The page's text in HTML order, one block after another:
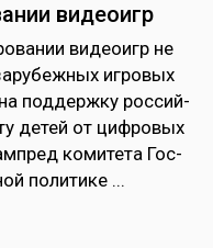
видеоигр
ви­деоигр не
иг­ро­вых
под­дер­жку рос­сий­
де­тей от циф­ро­вых
ко­мите­та Гос­
по­лити­ке ...